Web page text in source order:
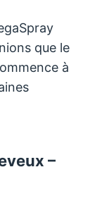
que le
à
–